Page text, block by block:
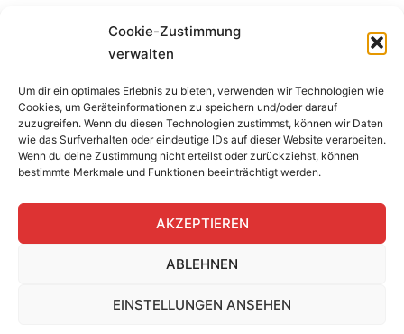
Cookie-Zustimmung
verwalten
Um dir ein optimales Erlebnis zu bieten, verwenden wir Technologien wie
Cookies, um Geräteinformationen zu speichern und/oder darauf
zuzugreifen. Wenn du diesen Technologien zustimmst, können wir Daten
wie das Surfverhalten oder eindeutige IDs auf dieser Website verarbeiten.
Wenn du deine Zustimmung nicht erteilst oder zurückziehst, können
bestimmte Merkmale und Funktionen beeinträchtigt werden.
AKZEPTIEREN
ABLEHNEN
EINSTELLUNGEN ANSEHEN
BEWERTUNG SEGELSCHULE